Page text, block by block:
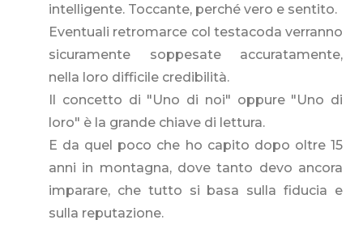
intelligente. Toccante, perché vero e sentito.
Eventuali retromarce col testacoda verranno
sicuramente soppesate accuratamente,
nella loro difficile credibilità.
Il concetto di "Uno di noi" oppure "Uno di
loro" è la grande chiave di lettura.
E da quel poco che ho capito dopo oltre 15
anni in montagna, dove tanto devo ancora
imparare, che tutto si basa sulla fiducia e
sulla reputazione.